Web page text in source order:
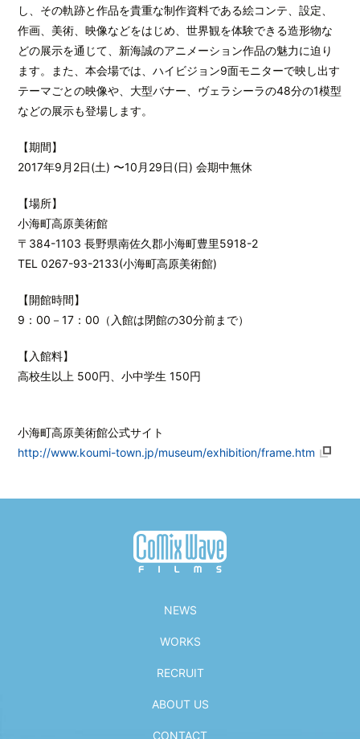
し、その軌跡と作品を貴重な制作資料である絵コンテ、設定、
作画、美術、映像などをはじめ、世界観を体験できる造形物な
どの展示を通じて、新海誠のアニメーション作品の魅力に迫り
ます。また、本会場では、ハイビジョン9面モニターで映し出す
テーマごとの映像や、大型バナー、ヴェラシーラの48分の1模型
などの展示も登場します。
【期間】
2017年9月2日(土) 〜10月29日(日) 会期中無休
【場所】
小海町高原美術館
〒384-1103 長野県南佐久郡小海町豊里5918-2
TEL 0267-93-2133(小海町高原美術館)
【開館時間】
9：00－17：00（入館は閉館の30分前まで）
【入館料】
高校生以上 500円、小中学生 150円
小海町高原美術館公式サイト
http://www.koumi-town.jp/museum/exhibition/frame.htm
NEWS
WORKS
RECRUIT
ABOUT US
CONTACT